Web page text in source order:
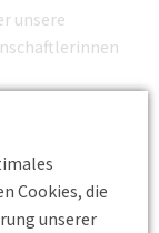
Cookies, die
unserer
unsere
statt.
innovativem